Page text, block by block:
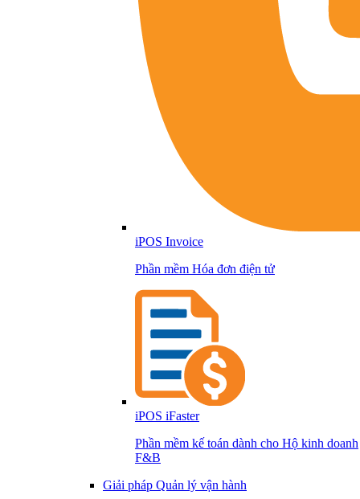
iPOS Invoice
Phần mềm Hóa đơn điện tử
iPOS iFaster
Phần mềm kế toán dành cho Hộ kinh doanh
F&B
Giải pháp Quản lý vận hành